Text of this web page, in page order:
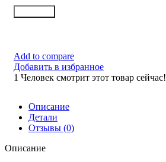
Add to compare
Добавить в избранное
1 Человек смотрит этот товар сейчас!
Описание
Детали
Отзывы (0)
Описание